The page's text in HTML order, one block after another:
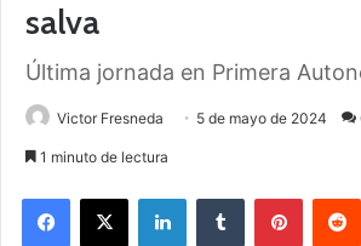
salva
Última jornada en Primera
Victor Fresneda 5 de mayo de 2024
1 minuto de lectura